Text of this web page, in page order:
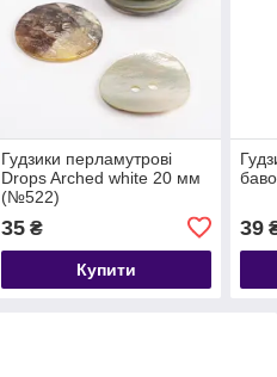
Гудзики перламутрові
Drops Arched white 20 мм
(№522)
35₴
Купити
39